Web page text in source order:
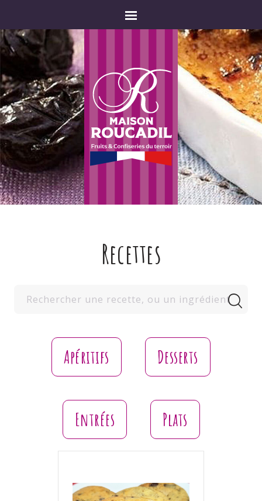
Recettes
Apéritifs Desserts
Entrées Plats